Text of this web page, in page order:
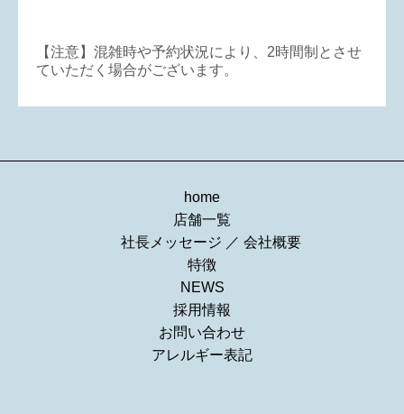
【注意】混雑時や予約状況により、2時間制とさせ
ていただく場合がございます。
home
店舗一覧
社長メッセージ ／ 会社概要
特徴
NEWS
採用情報
お問い合わせ
アレルギー表記